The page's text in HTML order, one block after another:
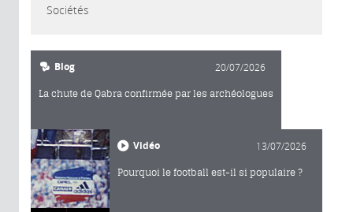
Sociétés
Blog 20/07/2026
La chute de Qabra confirmée par les archéologues
Vidéo 13/07/2026
Pourquoi le football est-il si populaire ?